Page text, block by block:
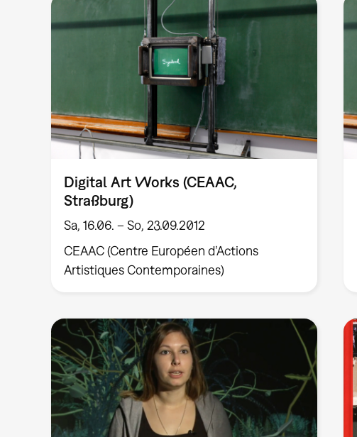
Digital Art Works (CEAAC,
Straßburg)
Sa, 16.06. – So, 23.09.2012
CEAAC (Centre Européen d’Actions
Artistiques Contemporaines)